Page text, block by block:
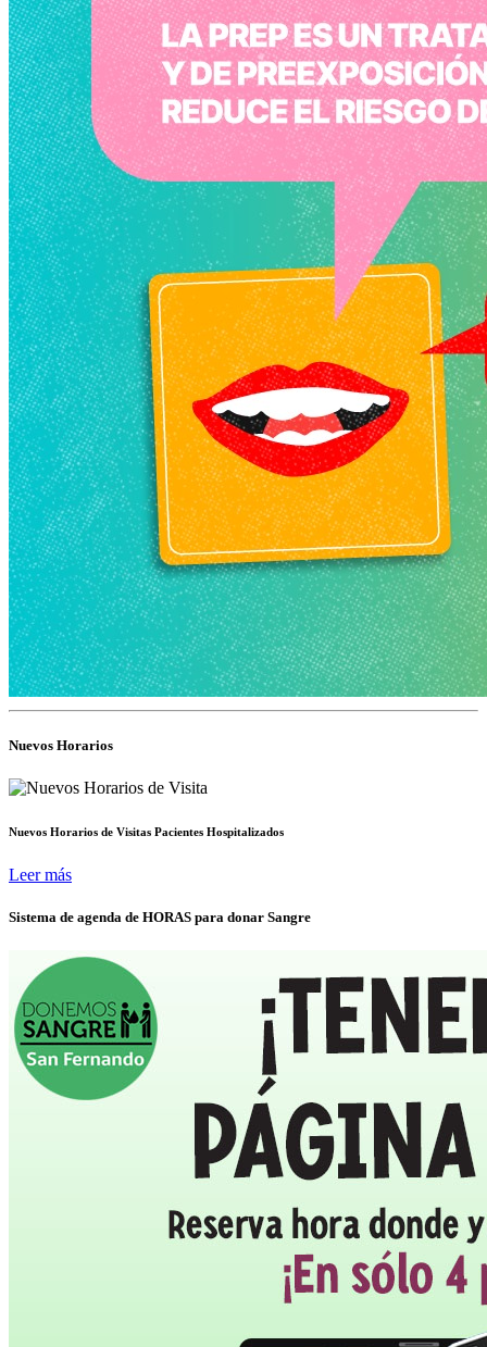
Nuevos Horarios
Nuevos Horarios de Visitas Pacientes Hospitalizados
Leer más
Sistema de agenda de HORAS para donar Sangre